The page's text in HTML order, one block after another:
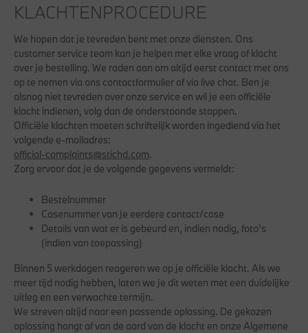
KLACHTENPROCEDURE
We hopen dat je tevreden bent met onze diensten. Ons
customer service team kan je helpen met elke vraag of klacht
over je bestelling. We raden aan om altijd eerst contact met ons
op te nemen via ons contactformulier of via live chat. Ben je
alsnog niet tevreden over onze service en wil je een officiële
klacht indienen, volg dan de onderstaande stappen.
Officiële klachten moeten schriftelijk worden ingediend via het
volgende e-mailadres:
official-complaints@stichd.com.
Zorg ervoor dat je de volgende gegevens vermeldt:
Bestelnummer
Casenummer van je eerdere contact/case
Details van wat er is gebeurd en, indien nodig, foto’s
(indien van toepassing)
Binnen 5 werkdagen reageren we op je officiële klacht. Als we
meer tijd nodig hebben, laten we je dit weten met een duidelijke
uitleg en een verwachte termijn.
We streven altijd naar een passende oplossing. De gekozen
oplossing hangt af van de aard van de klacht en onze Algemene